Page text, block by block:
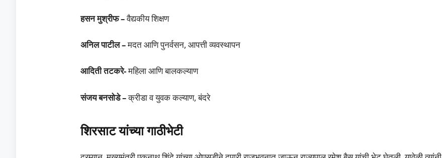
हसन मुश्रीफ –वैद्यकीय शिक्षण
अनिल पाटील –मदत आणि पुनर्वसन, आपत्ती व्यवस्थापन
आदिती तटकरे-महिला आणि बालकल्याण
संजय बनसोडे –क्रीडा व युवक कल्याण, बंदरे
शिरसाट यांच्या गाठीभेटी